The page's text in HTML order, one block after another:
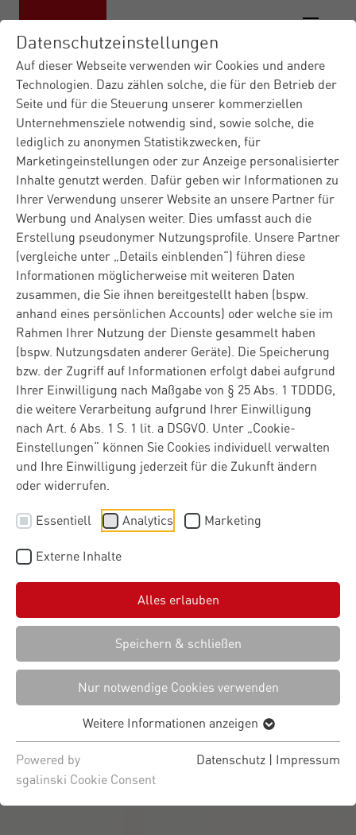
Datenschutzeinstellungen
Auf dieser Webseite verwenden wir Cookies und andere
Technologien. Dazu zählen solche, die für den Betrieb der
Seite und für die Steuerung unserer kommerziellen
Unternehmensziele notwendig sind, sowie solche, die
lediglich zu anonymen Statistikzwecken, für
Marketingeinstellungen oder zur Anzeige personalisierter
Inhalte genutzt werden. Dafür geben wir Informationen zu
Ihrer Verwendung unserer Website an unsere Partner für
Werbung und Analysen weiter. Dies umfasst auch die
Erstellung pseudonymer Nutzungsprofile. Unsere Partner
(vergleiche unter „Details einblenden“) führen diese
Informationen möglicherweise mit weiteren Daten
zusammen, die Sie ihnen bereitgestellt haben (bspw.
anhand eines persönlichen Accounts) oder welche sie im
Rahmen Ihrer Nutzung der Dienste gesammelt haben
(bspw. Nutzungsdaten anderer Geräte). Die Speicherung
bzw. der Zugriff auf Informationen erfolgt dabei aufgrund
Ihrer Einwilligung nach Maßgabe von § 25 Abs. 1 TDDDG,
die weitere Verarbeitung aufgrund Ihrer Einwilligung
nach Art. 6 Abs. 1 S. 1 lit. a DSGVO. Unter „Cookie-
Einstellungen“ können Sie Cookies individuell verwalten
und Ihre Einwilligung jederzeit für die Zukunft ändern
oder widerrufen.
Essentiell Analytics Marketing
Externe Inhalte
Alles erlauben
Speichern & schließen
Nur notwendige Cookies verwenden
Weitere Informationen anzeigen
Powered by
sgalinski Cookie Consent
Datenschutz | Impressum